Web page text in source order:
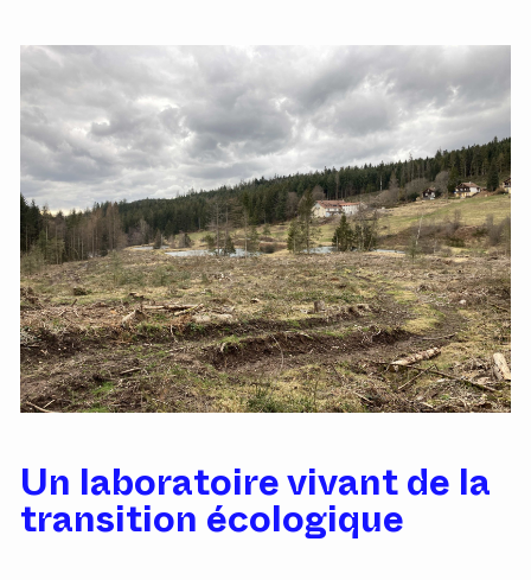
Un laboratoire vivant de la
transition écologique